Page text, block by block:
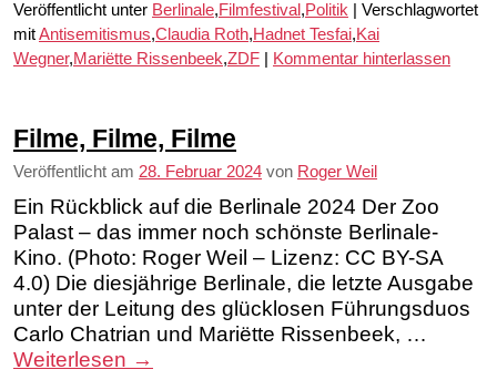
Veröffentlicht unter Berlinale,Filmfestival ,Politik
Verschlagwortet
mitAntisemitismus,Claudia Roth,Hadnet Tesfai,Kai
Wegner,Mariëtte Rissenbeek,ZDF Kommentar hinterlassen
Filme, Filme, Filme
Veröffentlicht am 28. Februar 2024 von Roger Weil
Ein Rückblick auf die Berlinale 2024 Der Zoo
Palast – das immer noch schönste Berlinale-
Kino. (Photo: Roger Weil – Lizenz: CC BY-SA
4.0) Die diesjährige Berlinale, die letzte Ausgabe
unter der Leitung des glücklosen Führungsduos
Carlo Chatrian und Mariëtte Rissenbeek, …
Weiterlesen →